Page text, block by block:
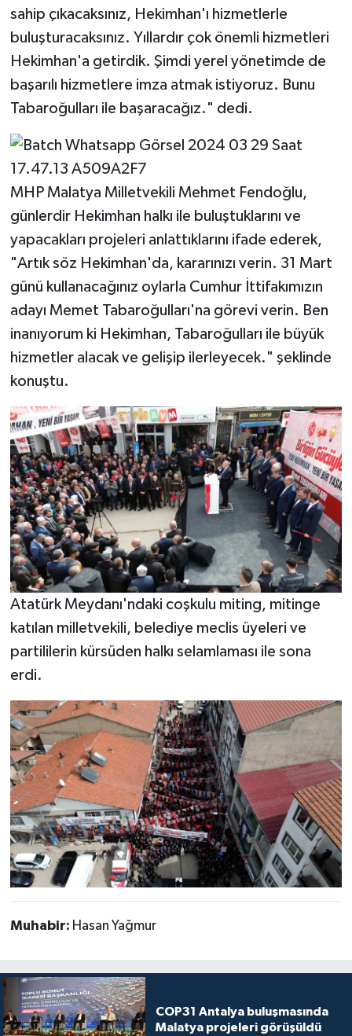
sahip çıkacaksınız, Hekimhan'ı hizmetlerle
buluşturacaksınız. Yıllardır çok önemli hizmetleri
Hekimhan'a getirdik. Şimdi yerel yönetimde de
başarılı hizmetlere imza atmak istiyoruz. Bunu
Tabaroğulları ile başaracağız." dedi.
MHP Malatya Milletvekili Mehmet Fendoğlu,
günlerdir Hekimhan halkı ile buluştuklarını ve
yapacakları projeleri anlattıklarını ifade ederek,
"Artık söz Hekimhan'da, kararınızı verin. 31 Mart
günü kullanacağınız oylarla Cumhur İttifakımızın
adayı Memet Tabaroğulları'na görevi verin. Ben
inanıyorum ki Hekimhan, Tabaroğulları ile büyük
hizmetler alacak ve gelişip ilerleyecek." şeklinde
konuştu.
Atatürk Meydanı'ndaki coşkulu miting, mitinge
katılan milletvekili, belediye meclis üyeleri ve
partililerin kürsüden halkı selamlaması ile sona
erdi.
Muhabir: Hasan Yağmur
COP31 Antalya buluşmasında
Malatya projeleri görüşüldü